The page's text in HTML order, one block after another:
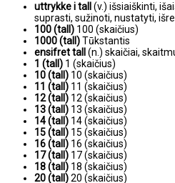
uttrykke i tall (v.) išsiaiškinti,
suprasti, sužinoti, nustatyti,
100 (tall) 100 (skaičius)
1000 (tall)Tūkstantis
ensifret tall (n.) skaičiai,
1 (tall) 1 (skaičius)
10 (tall) 10 (skaičius)
11 (tall) 11 (skaičius)
12 (tall) 12 (skaičius)
13 (tall) 13 (skaičius)
14 (tall) 14 (skaičius)
15 (tall) 15 (skaičius)
16 (tall) 16 (skaičius)
17 (tall) 17 (skaičius)
18 (tall) 18 (skaičius)
20 (tall)20 (skaičius)